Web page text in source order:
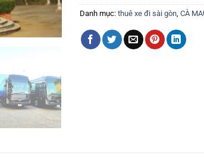
Danh mục: thuê xe đi sài gòn CÀ